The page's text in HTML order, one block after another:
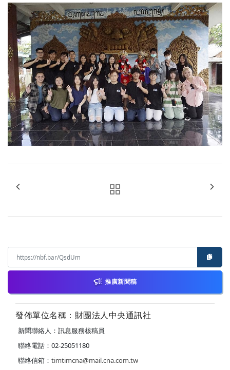
推廣新聞稿
發佈單位名稱：財團法人中央通訊社
新聞聯絡人：訊息服務核稿員
聯絡電話：02-25051180
聯絡信箱： timtimcna@mail.cna.com.tw